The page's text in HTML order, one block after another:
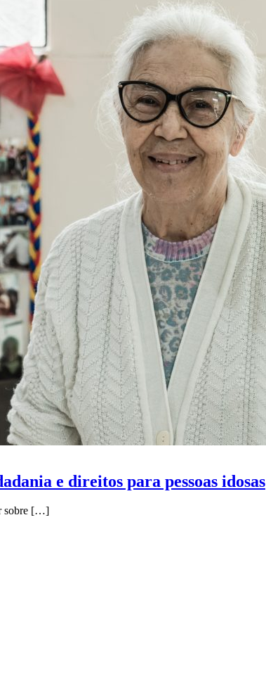
e direitos para pessoas idosas
sobre […]